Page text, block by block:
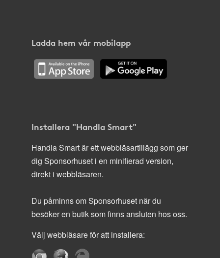
Ladda hem vår mobilapp
Installera "Handla Smart"
Handla Smart är ett webbläsartillägg som ger
dig Sponsorhuset i en minifierad version,
direkt i webbläsaren.
Du påminns om Sponsorhuset när du
besöker en butik som finns ansluten hos oss.
Välj webbläsare för att installera: